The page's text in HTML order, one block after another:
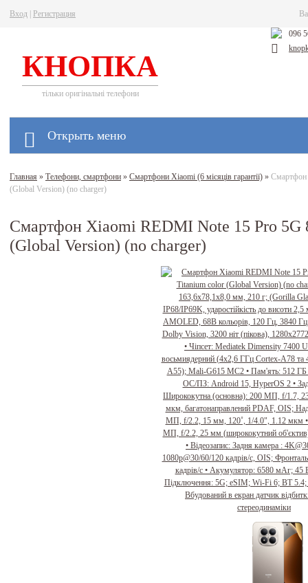
Вход Регистрация
КНОПКА
тільки оригінальні телефони
096
Открыть меню
Главная » Телефони, смартфони » Смартфони Xiaomi (6 місяців гарантії) » Смартфон
(Global Version) (no charger)
Смартфон Xiaomi REDMI Note 15 Pro 5G
(Global Version) (no charger)